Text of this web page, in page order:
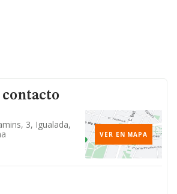
3, Igualada,
VER EN MAPA